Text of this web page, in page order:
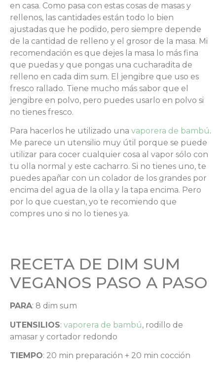
en casa. Como pasa con estas cosas de masas y
rellenos, las cantidades están todo lo bien
ajustadas que he podido, pero siempre depende
de la cantidad de relleno y el grosor de la masa. Mi
recomendación es que dejes la masa lo más fina
que puedas y que pongas una cucharadita de
relleno en cada dim sum. El jengibre que uso es
fresco rallado. Tiene mucho más sabor que el
jengibre en polvo, pero puedes usarlo en polvo si
no tienes fresco.
Para hacerlos he utilizado una vaporera de bambú.
Me parece un utensilio muy útil porque se puede
utilizar para cocer cualquier cosa al vapor sólo con
tu olla normal y este cacharro. Si no tienes uno, te
puedes apañar con un colador de los grandes por
encima del agua de la olla y la tapa encima. Pero
por lo que cuestan, yo te recomiendo que
compres uno si no lo tienes ya.
RECETA DE DIM SUM
VEGANOS PASO A PASO
PARA: 8 dim sum
UTENSILIOS: vaporera de bambú, rodillo de
amasar y cortador redondo
TIEMPO: 20 min preparación + 20 min cocción